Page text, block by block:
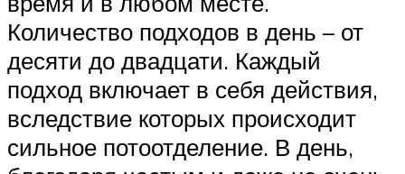
Количество подходов в день – от
десяти до двадцати. Каждый
подход включает в себя действия,
вследствие которых происходит
сильное потоотделение. В день,